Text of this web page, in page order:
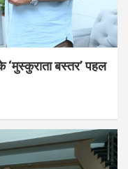
‘मुस्कुराता बस्तर’ पहल